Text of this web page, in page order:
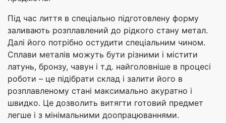
Під час лиття в спеціально підготовлену форму
заливають розплавлений до рідкого стану метал.
Далі його потрібно остудити спеціальним чином.
Сплави металів можуть бути різними і містити
латунь, бронзу, чавун і т.д. найголовніше в процесі
роботи – це підібрати склад і залити його в
розплавленому стані максимально акуратно і
швидко. Це дозволить витягти готовий предмет
легше і з мінімальними доопрацюваннями.